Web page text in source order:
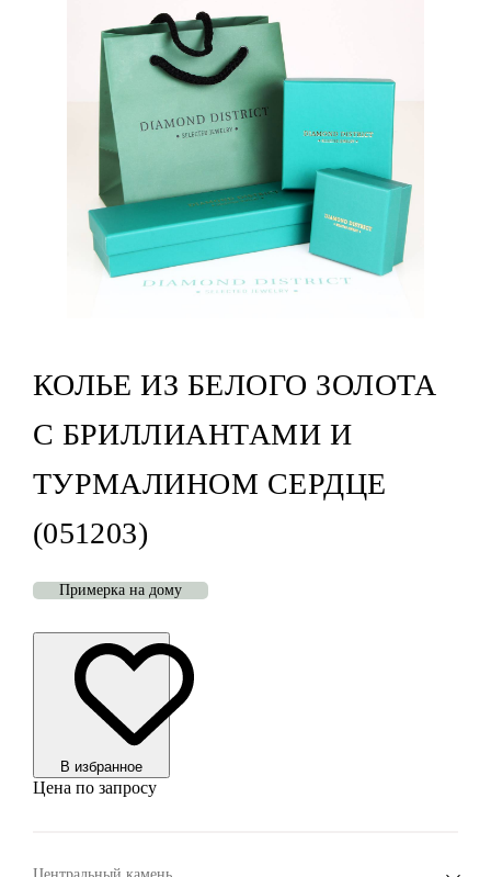
КОЛЬЕ ИЗ БЕЛОГО ЗОЛОТА
С БРИЛЛИАНТАМИ И
ТУРМАЛИНОМ СЕРДЦЕ
(051203)
Примерка на дому
В избранноe
Цена по запросу